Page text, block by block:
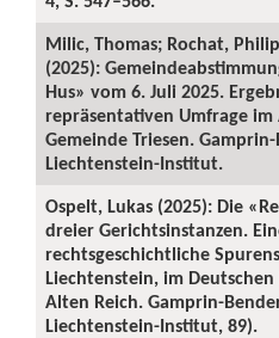
Milic, Thomas; Rochat,
(2025):
Hus» vom 6. Juli 2025.
repräsentativen Umfrage
Gemeinde Triesen.
Liechtenstein-Institut.
Ospelt, Lukas (2025): Die
dreier Gerichtsinstanzen.
rechtsgeschichtliche
Liechtenstein, im
Alten Reich. Gamprin-
Liechtenstein-Institut, 89).